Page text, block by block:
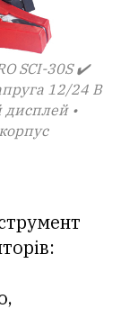
SCI-30S ✔️
12/24 В
дисплей •